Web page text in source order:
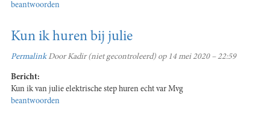
beantwoorden
Kun ik huren bij julie
PermalinkDoorKadir (niet gecontroleerd) op 14 mei 2020 – 22:59
Bericht:
Kun ik van julie elektrische step huren echt var Mvg
beantwoorden